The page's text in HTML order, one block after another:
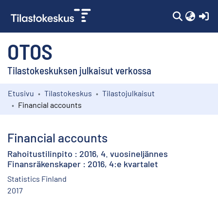
OTOS
Tilastokeskuksen julkaisut verkossa
Kokoelmat
Etusivu Tilastokeskus
Tilastojulkaisut
Financial accounts
Financial accounts
Rahoitustilinpito : 2016, 4. vuosineljännes
Finansräkenskaper : 2016, 4:e kvartalet
Statistics Finland
2017